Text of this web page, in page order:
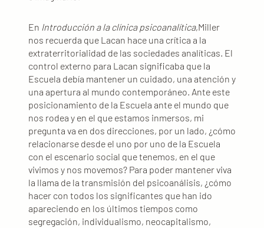
En Introducción a la clínica psicoanalítica,Miller
nos recuerda que Lacan hace una crítica a la
extraterritorialidad de las sociedades analíticas. El
control externo para Lacan significaba que la
Escuela debía mantener un cuidado, una atención y
una apertura al mundo contemporáneo. Ante este
posicionamiento de la Escuela ante el mundo que
nos rodea y en el que estamos inmersos, mi
pregunta va en dos direcciones, por un lado, ¿cómo
relacionarse desde el uno por uno de la Escuela
con el escenario social que tenemos, en el que
vivimos y nos movemos? Para poder mantener viva
la llama de la transmisión del psicoanálisis, ¿cómo
hacer con todos los significantes que han ido
apareciendo en los últimos tiempos como
segregación, individualismo, neocapitalismo,